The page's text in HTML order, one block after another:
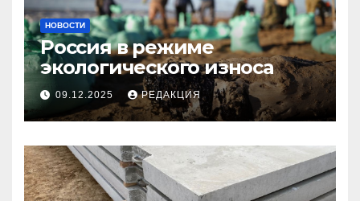
НОВОСТИ
Россия в режиме
экологического износа
09.12.2025 РЕДАКЦИЯ